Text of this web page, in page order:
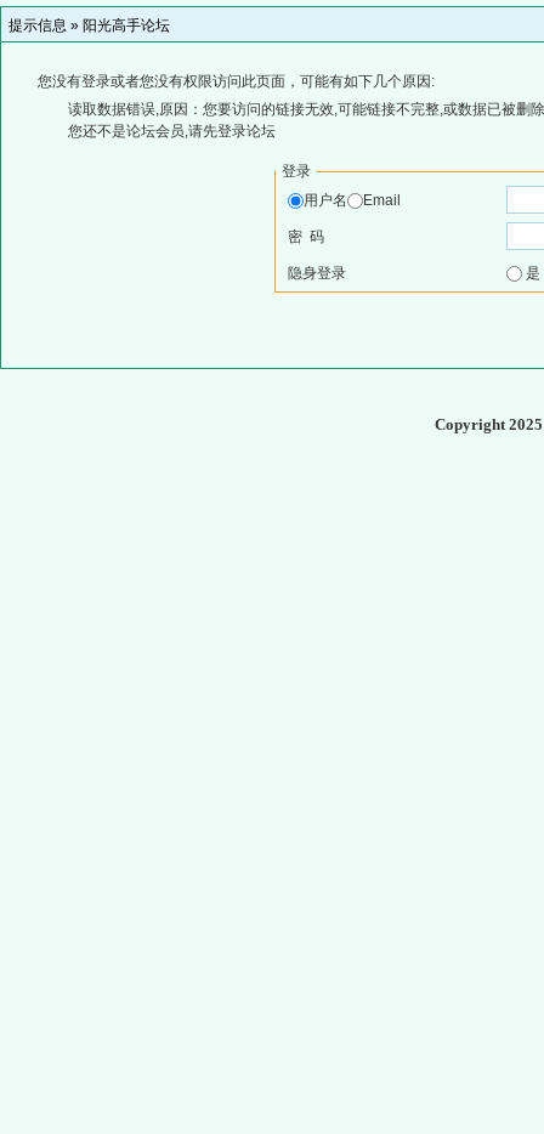
提示信息 » 阳光高手论坛
您没有登录或者您没有权限访问此页面，可能有如下几个原因:
读取数据错误,原因：您要访问的链接无效,可能链接不完整,或数据已被删
您还不是论坛会员,请先登录论坛
登录
用户名
Email
密 码
隐身登录
Copyright